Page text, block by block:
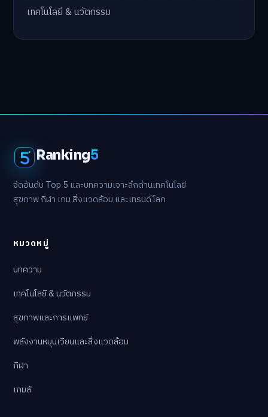
เทคโนโลยี & นวัตกรรม
Ranking5
จัดอันดับ Top 5 และบทความเจาะลึกด้านเทคโนโลยี
สุขภาพ กีฬา เกม สิ่งแวดล้อม และเทรนด์โลก
หมวดหมู่
บทความ
เทคโนโลยี & นวัตกรรม
สุขภาพและการแพทย์
พลังงานหมุนเวียนและสิ่งแวดล้อม
กีฬา
เกมส์